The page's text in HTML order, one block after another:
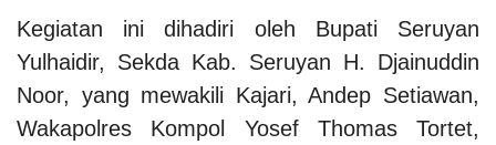
Kegiatan ini dihadiri oleh Bupati Seruyan
Yulhaidir, Sekda Kab. Seruyan H. Djainuddin
Noor, yang mewakili Kajari, Andep Setiawan,
Wakapolres Kompol Yosef Thomas Tortet,